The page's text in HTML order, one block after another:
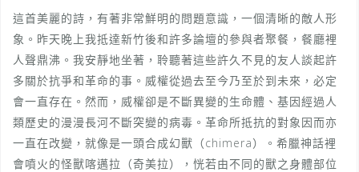
這首美麗的詩，有著非常鮮明的問題意識，一個清晰的敵人形
象。昨天晚上我抵達新竹後和許多論壇的參與者聚餐，餐廳裡
人聲鼎沸。我安靜地坐著，聆聽著這些許久不見的友人談起許
多關於抗爭和革命的事。威權從過去至今乃至於到未來，必定
會一直存在。然而，威權卻是不斷異變的生命體、基因經過人
類歷史的漫漫長河不斷突變的病毒。革命所抵抗的對象因而亦
一直在改變，就像是一頭合成幻獸（chimera）。希臘神話裡
會噴火的怪獸喀邁拉（奇美拉），恍若由不同的獸之身體部位